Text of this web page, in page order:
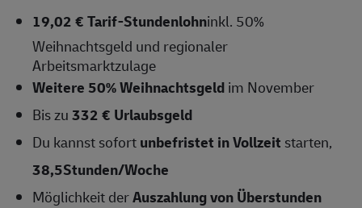
19,02 € Tarif-Stundenlohninkl. 50%
Weihnachtsgeld und regionaler
Arbeitsmarktzulage
Weitere 50% Weihnachtsgeldim November
Bis zu332 € Urlaubsgeld
Du kannst sofortunbefristet in Vollzeit starten,
38,5Stunden/Woche
Möglichkeit derAuszahlung von Überstunden